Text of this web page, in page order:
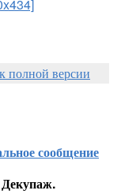
к полной версии
сообщение